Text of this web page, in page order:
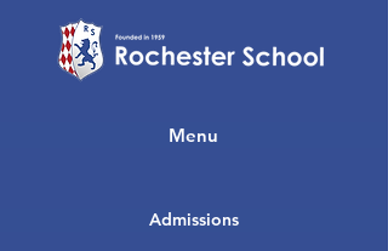
Admissions
Menu